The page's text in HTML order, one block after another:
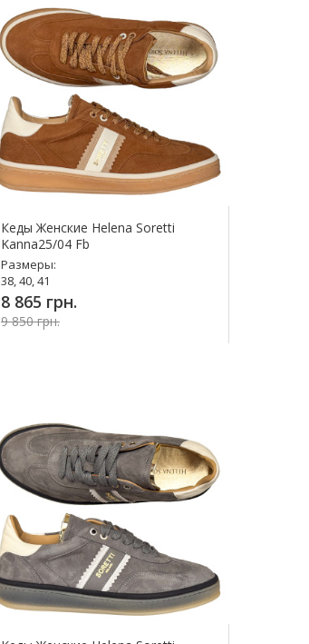
Кеды Женские Helena Soretti
Kanna25/04 Fb
Размеры:
38, 40, 41
8 865 грн.
9 850 грн.